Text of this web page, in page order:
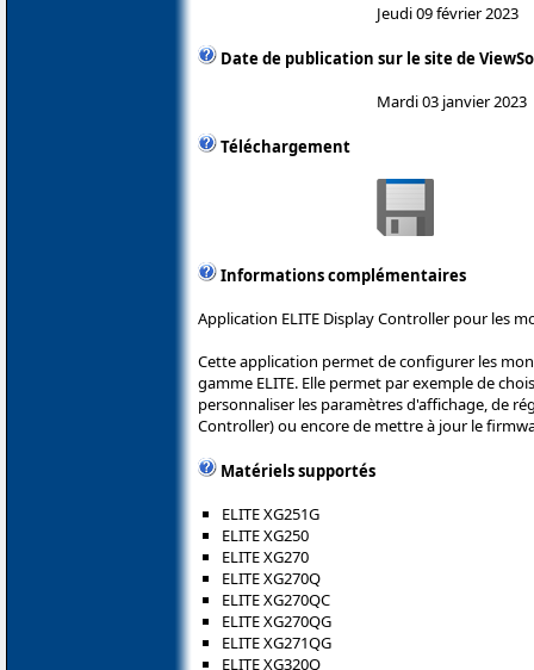
Jeudi 09 février 2023
Date de publication sur le site de
Mardi 03 janvier 2023
Téléchargement
Informations complémentaires
Application ELITE Display Controller pour les
Cette application permet de configurer les
gamme ELITE. Elle permet par exemple de
personnaliser les paramètres d'affichage, de
Controller) ou encore de mettre à jour le
Matériels supportés
ELITE XG251G
ELITE XG250
ELITE XG270
ELITE XG270Q
ELITE XG270QC
ELITE XG270QG
ELITE XG271QG
ELITE XG320Q